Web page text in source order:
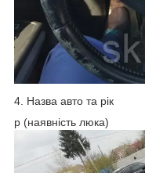
4. Назва авто та рік
p (наявність люка)